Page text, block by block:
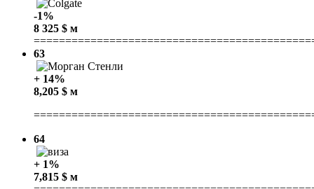
-1%
8 325 $ м
63
+ 14%
8,205 $ м
64
+ 1%
7,815 $ м